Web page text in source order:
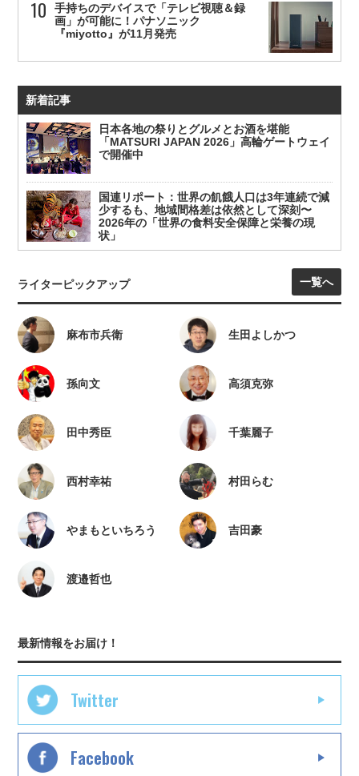
手持ちのデバイスで「テレビ視聴＆録
画」が可能に！パナソニック
『miyotto』が11月発売
新着記事
日本各地の祭りとグルメとお酒を堪能
「MATSURI JAPAN 2026」高輪ゲートウェイ
で開催中
国連リポート：世界の飢餓人口は3年連続で減
少するも、地域間格差は依然として深刻〜
2026年の「世界の食料安全保障と栄養の現
状」
ライターピックアップ 一覧へ
麻布市兵衛 生田よしかつ
孫向文 高須克弥
田中秀臣 千葉麗子
西村幸祐 村田らむ
やまもといちろう 吉田豪
渡邉哲也
最新情報をお届け！
Twitter
Facebook